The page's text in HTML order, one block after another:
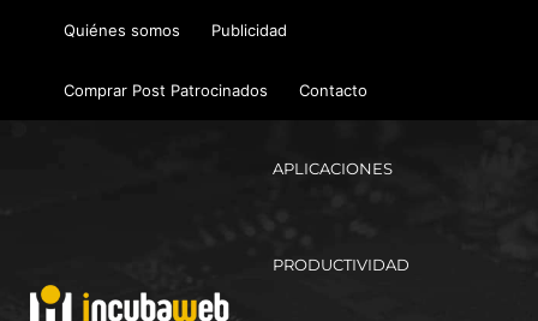
Quiénes somos Publicidad
Comprar Post Patrocinados Contacto
APLICACIONES
PRODUCTIVIDAD